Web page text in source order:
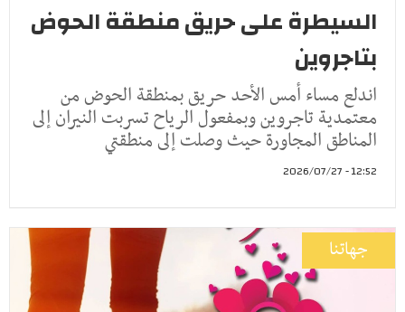
السيطرة على حريق منطقة الحوض
بتاجروين
اندلع مساء أمس الأحد حريق بمنطقة الحوض من
معتمدية تاجروين وبمفعول الرياح تسربت النيران إلى
المناطق المجاورة حيث وصلت إلى منطقتي
12:52 - 2026/07/27
جهاتنا